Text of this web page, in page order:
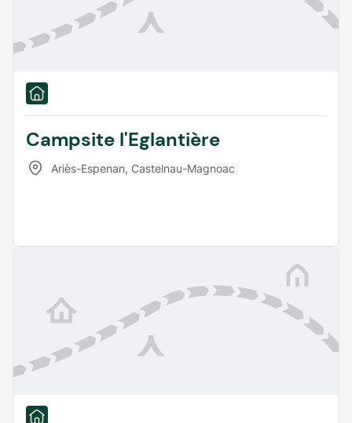
Campsite l'Eglantière
Ariès-Espenan, Castelnau-Magnoac